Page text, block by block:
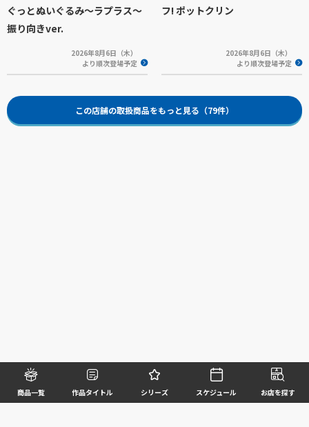
商品一覧 作品タイトル シリーズ スケジュール お店を探す
ぐっとぬいぐるみ～ラプラス～
振り向きver.
2026年8月6日（木）
より順次登場予定
フ! ポットクリン
2026年8月6日（木）
より順次登場予定
この店舗の取扱商品をもっと見る（79件）